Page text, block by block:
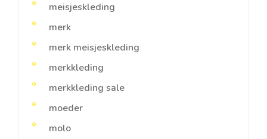
meisjeskleding
merk
merk meisjeskleding
merkkleding
merkkleding sale
moeder
molo